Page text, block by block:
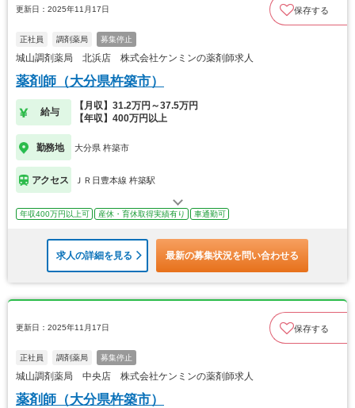
更新日：2025年11月17日 保存する
正社員 調剤薬局 募集停止
城山調剤薬局 北浜店 株式会社ケンミンの薬剤師求人
薬剤師（大分県杵築市）
給与
【月収】31.2万円～37.5万円
【年収】400万円以上
勤務地 大分県 杵築市
アクセス ＪＲ日豊本線 杵築駅
年収400万円以上可 産休・育休取得実績有り 車通勤可
求人の詳細を見る 最新の募集状況を問い合わせる
更新日：2025年11月17日 保存する
正社員 調剤薬局 募集停止
城山調剤薬局 中央店 株式会社ケンミンの薬剤師求人
薬剤師（大分県杵築市）